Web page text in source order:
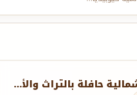
منطقة الحدود الشمالية حافلة بالتراث والأدب والثقافة والفنون